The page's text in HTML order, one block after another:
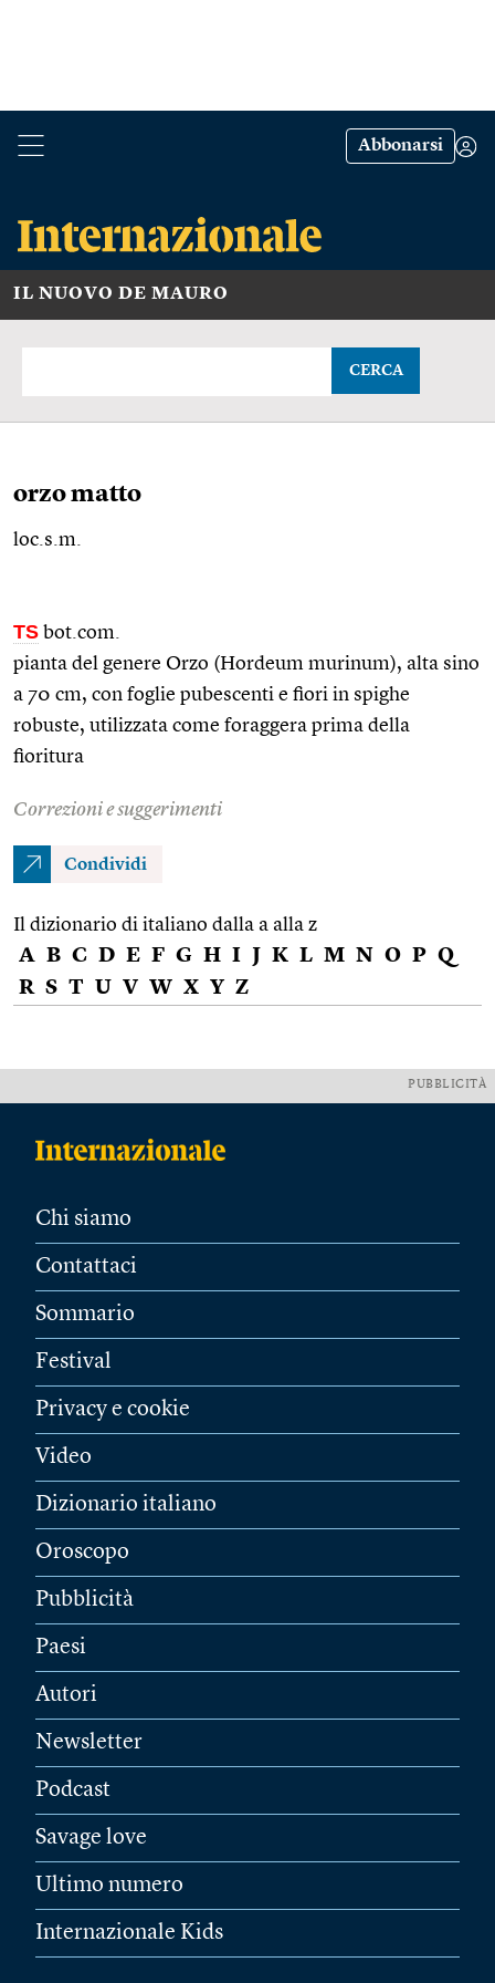
Abbonarsi
IL NUOVO DE MAURO
CERCA
orzo matto
loc.s.m.
TS bot.com.
pianta del genere Orzo (Hordeum murinum), alta sino
a 70 cm, con foglie pubescenti e fiori in spighe
robuste, utilizzata come foraggera prima della
fioritura
Correzioni e suggerimenti
Condividi
Il dizionario di italiano dalla a alla z
A B C D E F G H I J K L M N O P Q
R S T U V W X Y Z
PUBBLICITÀ
Chi siamo
Contattaci
Sommario
Festival
Privacy e cookie
Video
Dizionario italiano
Oroscopo
Pubblicità
Paesi
Autori
Newsletter
Podcast
Savage love
Ultimo numero
Internazionale Kids